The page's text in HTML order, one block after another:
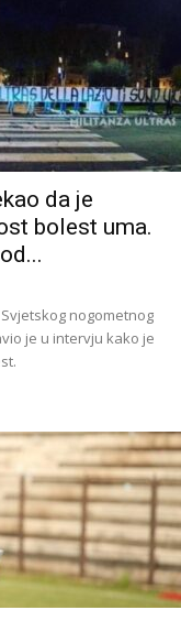
da je
bolest uma.
nogometnog
je u intervju kako je